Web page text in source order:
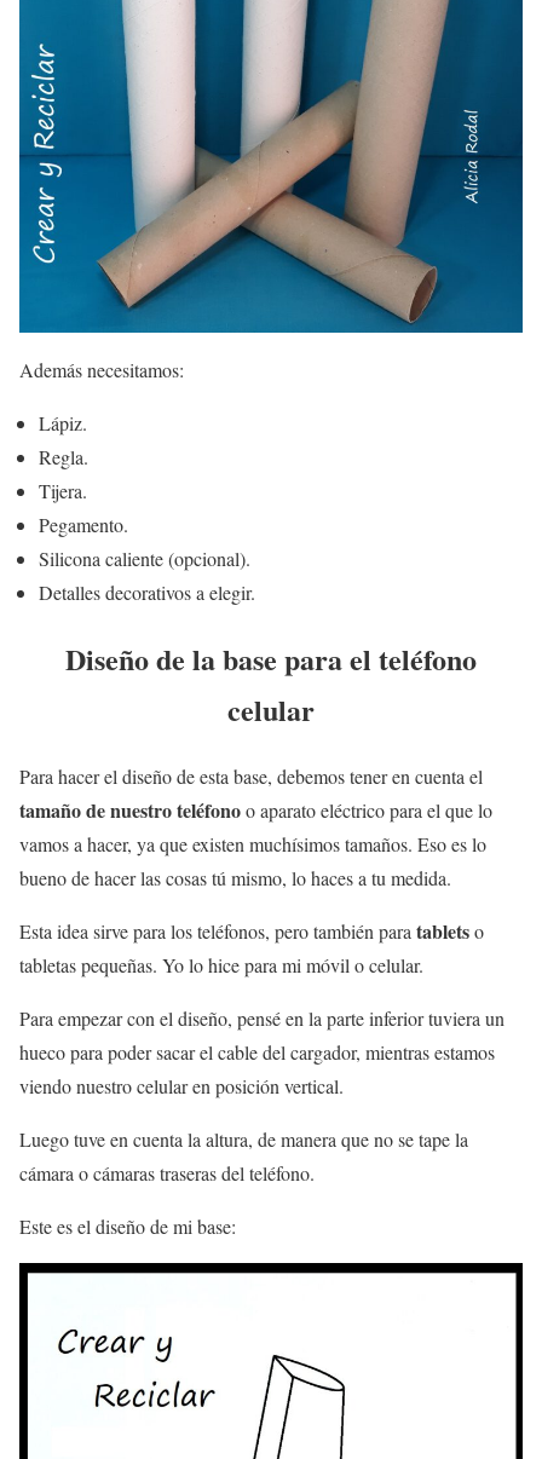
Además necesitamos:
Lápiz.
Regla.
Tijera.
Pegamento.
Silicona caliente (opcional).
Detalles decorativos a elegir.
Diseño de la base para el teléfono
celular
Para hacer el diseño de esta base, debemos tener en cuenta el
tamaño de nuestro teléfonoo aparato eléctrico para el que lo
vamos a hacer, ya que existen muchísimos tamaños. Eso es lo
bueno de hacer las cosas tú mismo, lo haces a tu medida.
Esta idea sirve para los teléfonos, pero también para tabletso
tabletas pequeñas. Yo lo hice para mi móvil o celular.
Para empezar con el diseño, pensé en la parte inferior tuviera un
hueco para poder sacar el cable del cargador, mientras estamos
viendo nuestro celular en posición vertical.
Luego tuve en cuenta la altura, de manera que no se tape la
cámara o cámaras traseras del teléfono.
Este es el diseño de mi base: